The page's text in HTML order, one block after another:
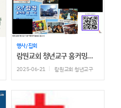
행사/집회
람원교회 청년교구 홈커밍데이
2025-06-21 람원교회 청년교구